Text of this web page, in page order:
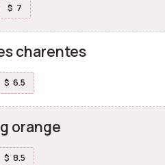
$ 7
charentes
$ 6.5
orange
$ 8.5